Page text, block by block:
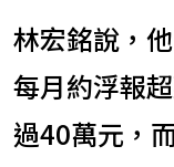
林宏銘說，
每月約浮報
過40萬元，